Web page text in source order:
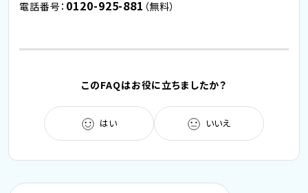
電話番号： 0120-925-881 （無料）
このFAQはお役に立ちましたか？
はい いいえ